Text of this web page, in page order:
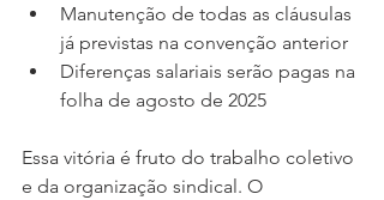
Manutenção de todas as cláusulas
já previstas na convenção anterior
Diferenças salariais serão pagas na
folha de agosto de 2025
Essa vitória é fruto do trabalho coletivo
e da organização sindical. O